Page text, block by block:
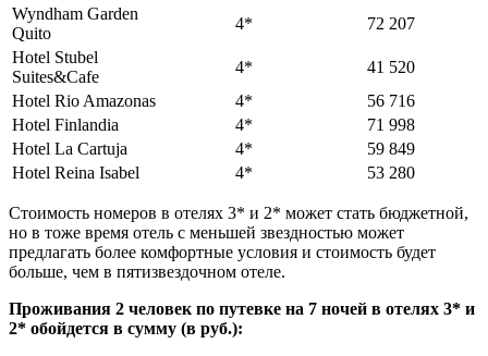
Wyndham Garden
Quito
4*
72 207
Hotel Stubel
Suites&Cafe
4*
41 520
Hotel Rio Amazonas
4*
56 716
Hotel Finlandia
4*
71 998
Hotel La Cartuja
4*
59 849
Hotel Reina Isabel
4* 53 280
Стоимость номеров в отелях 3* и 2* может стать бюджетной,
но в тоже время отель с меньшей звездностью может
предлагать более комфортные условия и стоимость будет
больше, чем в пятизвездочном отеле.
Проживания 2 человек по путевке на 7 ночей в отелях 3* и
2* обойдется в сумму (в руб.):